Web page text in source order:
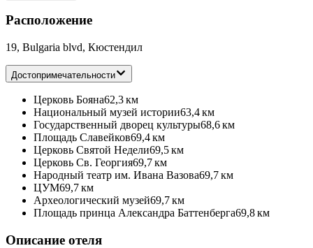
Расположение
19, Bulgaria blvd, Кюстендил
Достопримечательности
Церковь Бояна62,3 км
Национальный музей истории63,4 км
Государственный дворец культуры68,6 км
Площадь Славейков69,4 км
Церковь Святой Недели69,5 км
Церковь Св. Георгия69,7 км
Народный театр им. Ивана Вазова69,7 км
ЦУМ69,7 км
Археологический музей69,7 км
Площадь принца Александра Баттенберга69,8 км
Описание отеля